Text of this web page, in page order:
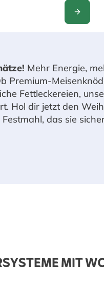
Mehr Energie,
Premium-
Fettleckereien,
Hol dir jetzt den
das sie
MIT